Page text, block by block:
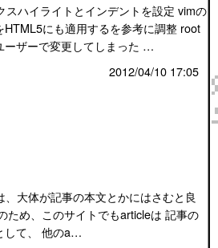
ハイライトとインデントを設定 vimの
HTML5にも適用するを参考に調整 root
ーザーで変更してしまった …
2012/04/10 17:05
大体が記事の本文とかにはさむと良
ため、このサイトでもarticleは 記事の
して、 他のa…